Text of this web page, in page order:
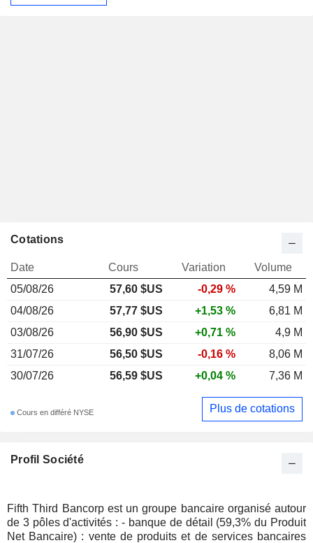
Profil Société
Fifth Third Bancorp est un groupe bancaire organisé autour
de 3 pôles d'activités : - banque de détail (59,3% du Produit
Net Bancaire) : vente de produits et de services bancaires
Cotations
Date Cours Variation
Volume
05/08/26
57,60 $US -0,29 %
4,59 M
04/08/26
57,77 $US +1,53 %
6,81 M
03/08/26
56,90 $US +0,71 %
4,9 M
31/07/26
56,50 $US -0,16 %
8,06 M
30/07/26
56,59 $US +0,04 % 7,36 M
Cours en différé NYSE Plus de cotations